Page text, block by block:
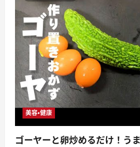
美容・健康
ゴーヤーと卵炒めるだけ！う